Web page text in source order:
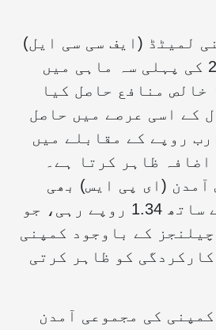
لمیٹڈ (ایف سی سی ایل)
نے مالی سال 2025 کی پہلی سہ ماہی میں
کا خالص منافع حاصل کیا
کے اسی عرصے میں حاصل
والے 3.25 ارب روپے کے مقابلے میں
1.2 فیصد اضافہ ظاہر کرتا ہے۔
آمدن (ای پی ایس) بھی
معمولی اضافہ کے ساتھ 1.34 روپے رہی، جو
کے باوجود کمپنی
کو ظاہر کرتی
کی مجموعی آمدن